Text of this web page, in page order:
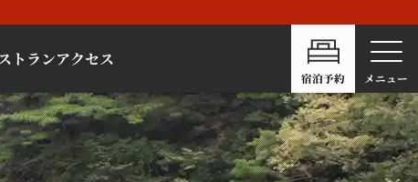
トランアクセス
宿泊予約 メニュー